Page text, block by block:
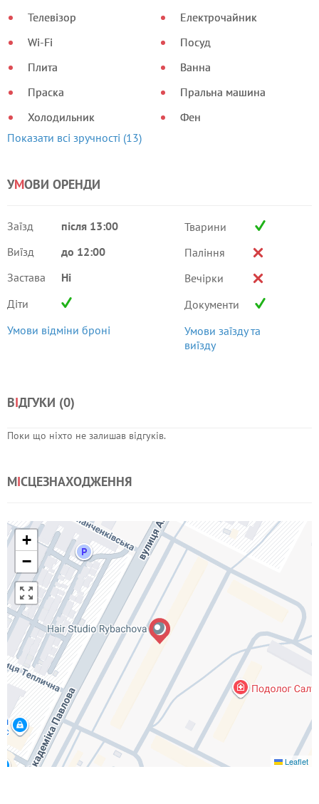
Телевізор
Wi-Fi
Плита
Праска
Холодильник
Електрочайник
Посуд
Ванна
Пральна машина
Фен
Показати всі зручності (13)
УМОВИ ОРЕНДИ
Заїзд
після 13:00
Виїзд
до 12:00
Застава
Ні
Діти
Умови відміни броні
Тварини
Паління
Вечірки
Документи
Умови заїзду та
виїзду
ВІДГУКИ (0)
Поки що ніхто не залишав відгуків.
МІСЦЕЗНАХОДЖЕННЯ
+
−
Leaflet